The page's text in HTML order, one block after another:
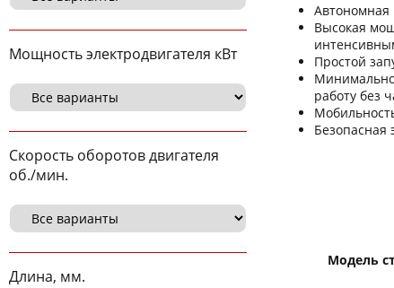
Мощность электродвигателя кВт
Скорость оборотов двигателя
об./мин.
Длина, мм.
Автономная
Высокая
Простой
работу без
Безопасная
Модель